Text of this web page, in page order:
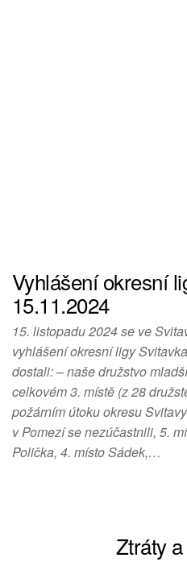
Vyhlášení okresní
15.11.2024
15. listopadu 2024 se ve
vyhlášení okresní ligy
dostali: – naše družstvo
celkovém 3. místě (z 28
požárním útoku okresu
v Pomezí se nezúčastnili, 5.
Polička, 4. místo Sádek,…
Ztráty